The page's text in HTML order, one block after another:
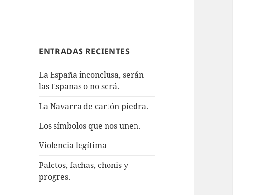
ENTRADAS RECIENTES
La España inconclusa, serán
las Españas o no será.
La Navarra de cartón piedra.
Los símbolos que nos unen.
Violencia legítima
Paletos, fachas, chonis y
progres.